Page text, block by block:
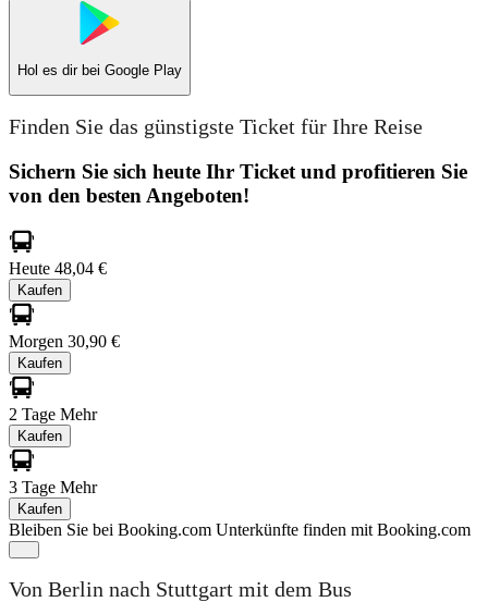
Hol es dir bei Google Play
Finden Sie das günstigste Ticket für Ihre Reise
Sichern Sie sich heute Ihr Ticket und profitieren Sie
von den besten Angeboten!
Heute 48,04 €
Kaufen
Morgen 30,90 €
Kaufen
2 Tage Mehr
Kaufen
3 Tage Mehr
Kaufen
Bleiben Sie bei Booking.com Unterkünfte finden mit Booking.com
Von Berlin nach Stuttgart mit dem Bus